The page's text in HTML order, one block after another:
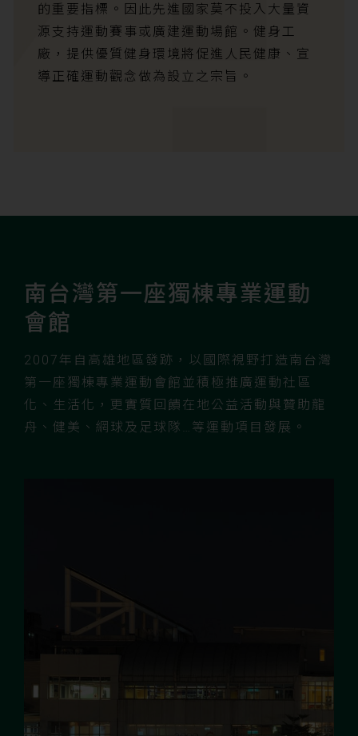
的重要指標。因此先進國家莫不投入大量資
源支持運動賽事或廣建運動場館。健身工
廠，提供優質健身環境將促進人民健康、宣
導正確運動觀念做為設立之宗旨。
南台灣第一座獨棟專業運動
會館
2007年自高雄地區發跡，以國際視野打造南台灣
第一座獨棟專業運動會館並積極推廣運動社區
化、生活化，更實質回饋在地公益活動與贊助龍
舟、健美、網球及足球隊…等運動項目發展。